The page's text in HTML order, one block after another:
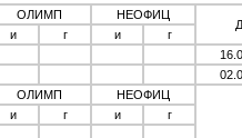
ОЛИМП НЕОФИЦ
и г и
г
ОЛИМП
НЕОФИЦ
и г и
г